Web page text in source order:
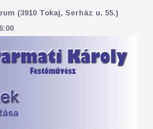
(3910 Tokaj, Serház u. 55.)